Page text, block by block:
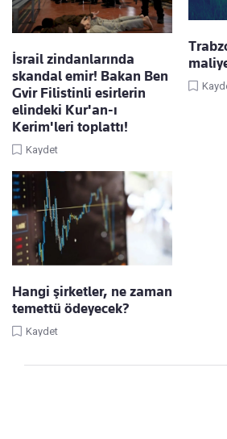
İsrail zindanlarında
skandal emir! Bakan Ben
Gvir Filistinli esirlerin
elindeki Kur'an-ı
Kerim'leri toplattı!
Kaydet
Hangi şirketler, ne zaman
temettü ödeyecek?
Kaydet